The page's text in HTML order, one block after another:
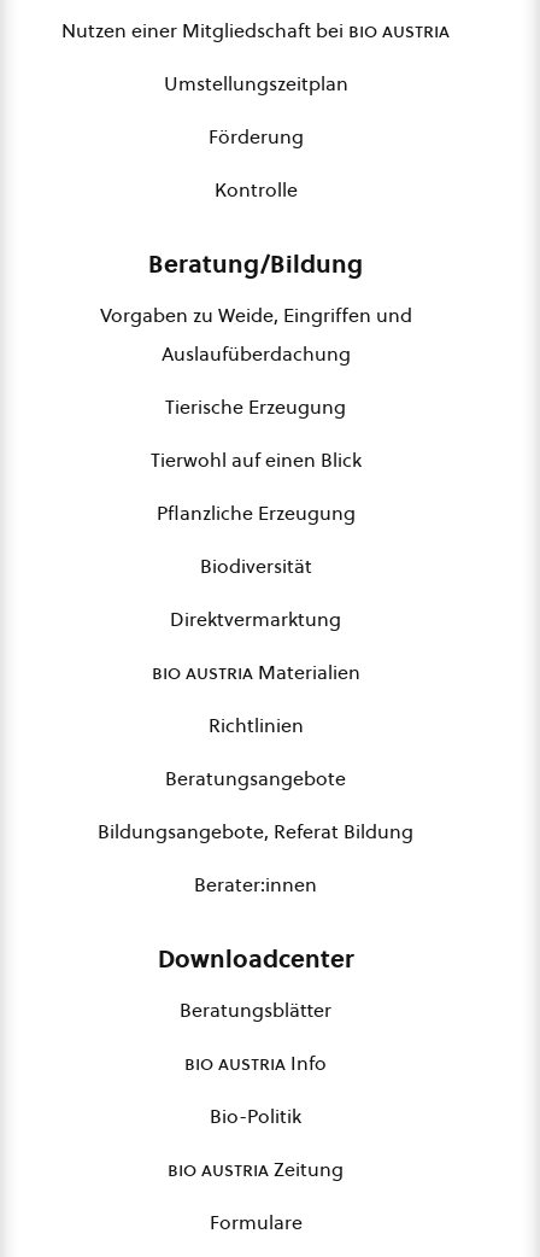
Nutzen einer Mitgliedschaft bei bio austria
Umstellungszeitplan
Förderung
Kontrolle
Beratung/Bildung
Vorgaben zu Weide, Eingriffen und
Auslaufüberdachung
Tierische Erzeugung
Tierwohl auf einen Blick
Pflanzliche Erzeugung
Biodiversität
Direktvermarktung
bio austriaMaterialien
Richtlinien
Beratungsangebote
Bildungsangebote, Referat Bildung
Berater:innen
Downloadcenter
Beratungsblätter
bio austria Info
Bio-Politik
bio austriaZeitung
Formulare